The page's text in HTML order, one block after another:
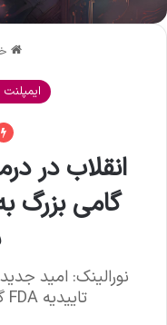
انقلاب در
گامی بزرگ
نورالینک: امید
تاییدیه FDA گامی بزرگ رو به جلو است